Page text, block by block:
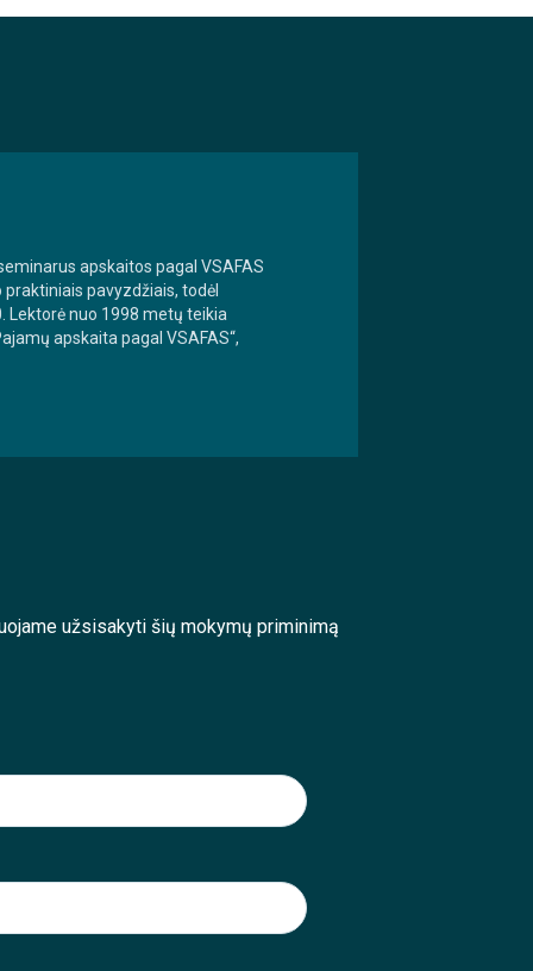
apskaitos pagal VSAFAS
pavyzdžiais, todėl
Lektorė nuo 1998 metų teikia
apskaita pagal VSAFAS“,
užsisakyti šių mokymų priminimą